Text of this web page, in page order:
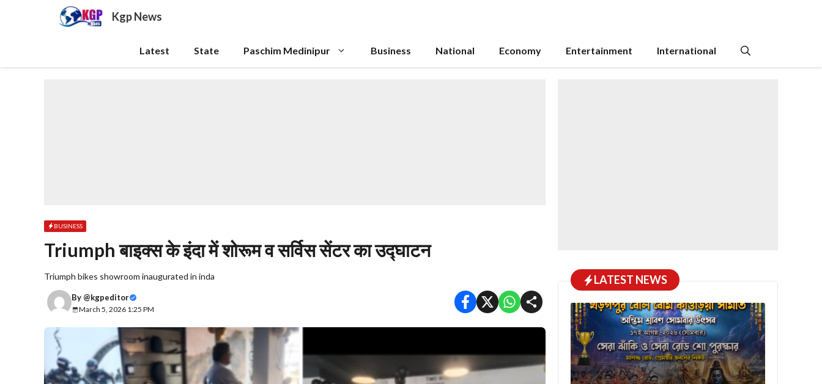
Kgp News
Latest State Paschim Medinipur Business National Economy Entertainment International
BUSINESS
Triumph बाइक्स के इंदा में शोरूम व सर्विस सेंटर का उद्घाटन
Triumph bikes showroom inaugurated in inda
By @kgpeditor
March 5, 2026 1:25 PM
LATEST NEWS